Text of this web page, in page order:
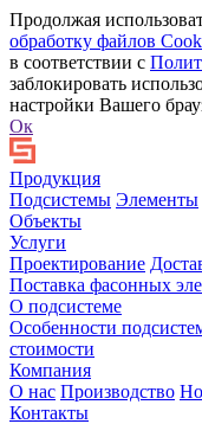
Продолжая
обработку файлов
в соответствии с
заблокировать
настройки Вашего
Ок
Продукция
Подсистемы Элементы
Объекты
Услуги
Проектирование
Поставка фасонных
О подсистеме
Особенности
стоимости
Компания
О нас Производство
Контакты